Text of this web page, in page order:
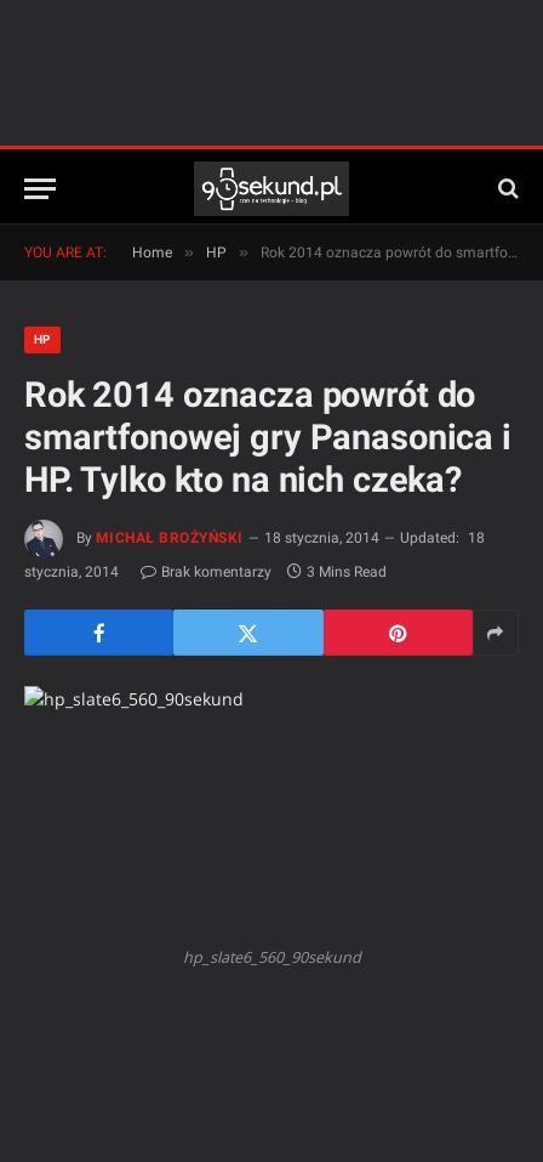
YOU ARE AT: Home » HP » Rok 2014 oznacza powrót do smartfonowej gry Panasonica i HP. Tylko kto na nich czeka?
HP
Rok 2014 oznacza powrót do
smartfonowej gry Panasonica i
HP. Tylko kto na nich czeka?
By MICHAŁ BROŻYŃSKI 18 stycznia, 2014 Updated:
18
stycznia, 2014
Brak komentarzy 3 Mins Read
hp_slate6_560_90sekund